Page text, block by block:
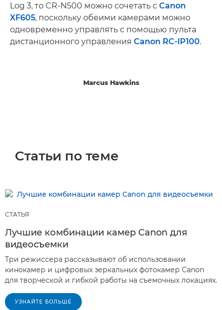
Log 3, то CR-N500 можно сочетать с Canon
XF605, поскольку обеими камерами можно
одновременно управлять с помощью пульта
дистанционного управления Canon RC-IP100.
Marcus Hawkins
Статьи по теме
СТАТЬЯ
Лучшие комбинации камер Canon для
видеосъемки
Три режиссера рассказывают об использовании
кинокамер и цифровых зеркальных фотокамер Canon
для творческой и гибкой работы на съемочных локациях.
УЗНАЙТЕ БОЛЬШЕ